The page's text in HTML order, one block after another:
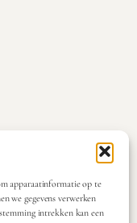
apparaatinformatie op te
we gegevens verwerken
intrekken kan een